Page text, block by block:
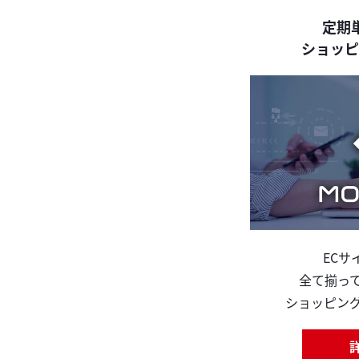
定期
ショッ
ECサ
全て揃っ
ショッピン